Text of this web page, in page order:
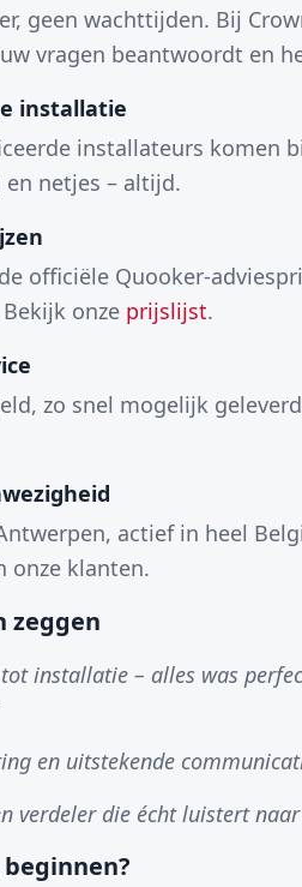
geen wachttijden. Bij
vragen beantwoordt en
installatie
installateurs komen
en netjes – altijd.
officiële Quooker-
onze prijslijst.
zo snel mogelijk
actief in heel
onze klanten.
zeggen
installatie – alles was
en uitstekende
verdeler die écht luistert